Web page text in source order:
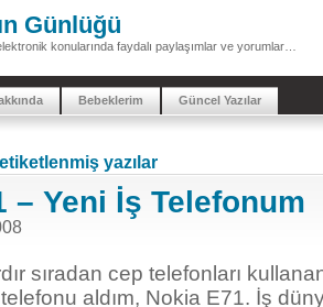
Günlüğü
konularında faydalı paylaşımlar ve yorumlar…
Bebeklerim Güncel Yazılar
yazılar
– Yeni İş Telefonum
sıradan cep telefonları
aldım, Nokia E71. İş